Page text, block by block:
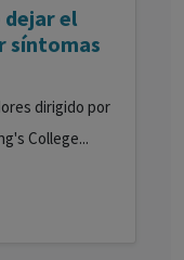
el
síntomas
dirigido por
College...